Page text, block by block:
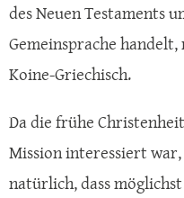
des Neuen Testaments
Gemeinsprache
Koine-Griechisch.
Da die frühe
Mission interessiert
natürlich, dass